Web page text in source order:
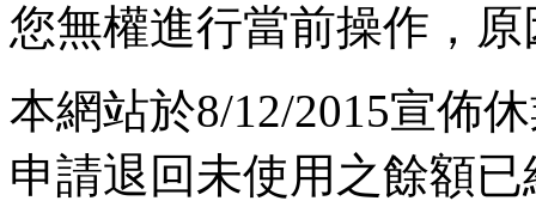
您無權進行當前操作，
本網站於8/12/2015宣佈
申請退回未使用之餘額